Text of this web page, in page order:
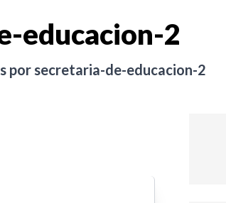
educacion-2
por secretaria-de-educacion-2